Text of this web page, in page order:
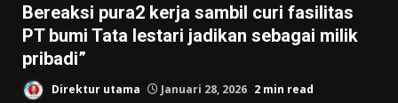
Bereaksi pura2 kerja sambil curi fasilitas
PT bumi Tata lestari jadikan sebagai milik
pribadi”
Direktur utama Januari 28, 2026 2 min read